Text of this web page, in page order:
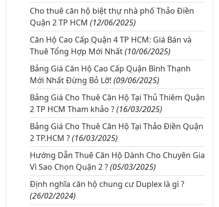
Cho thuê căn hộ biệt thự nhà phố Thảo Điền
Quận 2 TP HCM (12/06/2025)
Căn Hộ Cao Cấp Quận 4 TP HCM: Giá Bán và
Thuê Tổng Hợp Mới Nhất(10/06/2025)
Bảng Giá Căn Hộ Cao Cấp Quận Bình Thạnh
Mới Nhất Đừng Bỏ Lỡ! (09/06/2025)
Bảng Giá Cho Thuê Căn Hộ Tại Thủ Thiêm Quận
2 TP HCM Tham khảo ?(16/03/2025)
Bảng Giá Cho Thuê Căn Hộ Tại Thảo Điền Quận
2 TP.HCM ?(16/03/2025)
Hướng Dẫn Thuê Căn Hộ Dành Cho Chuyên Gia
Vì Sao Chọn Quận 2 ?(05/03/2025)
Định nghĩa căn hộ chung cư Duplex là gì ?
(26/02/2024)